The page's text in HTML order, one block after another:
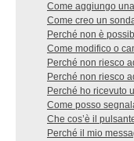
Come aggiungo
Come creo un
Perché non è
Come modifico o
Perché non riesco
Perché non riesco
Perché ho ricevuto
Come posso
Che cos’è il
Perché il mio